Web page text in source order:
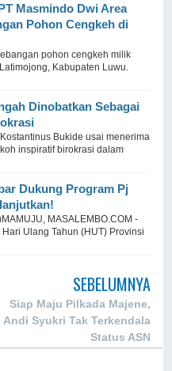
Masmindo Dwi Area
Pohon Cengkeh di
pohon cengkeh milik
Kabupaten Luwu.
Dinobatkan Sebagai
Bukide usai menerima
inspiratif birokrasi dalam
Dukung Program Pj
MASALEMBO.COM -
Ulang Tahun (HUT) Provinsi
SEBELUMNYA
Siap Maju Pilkada Majene,
Andi Syukri Tak Terkendala
Status ASN